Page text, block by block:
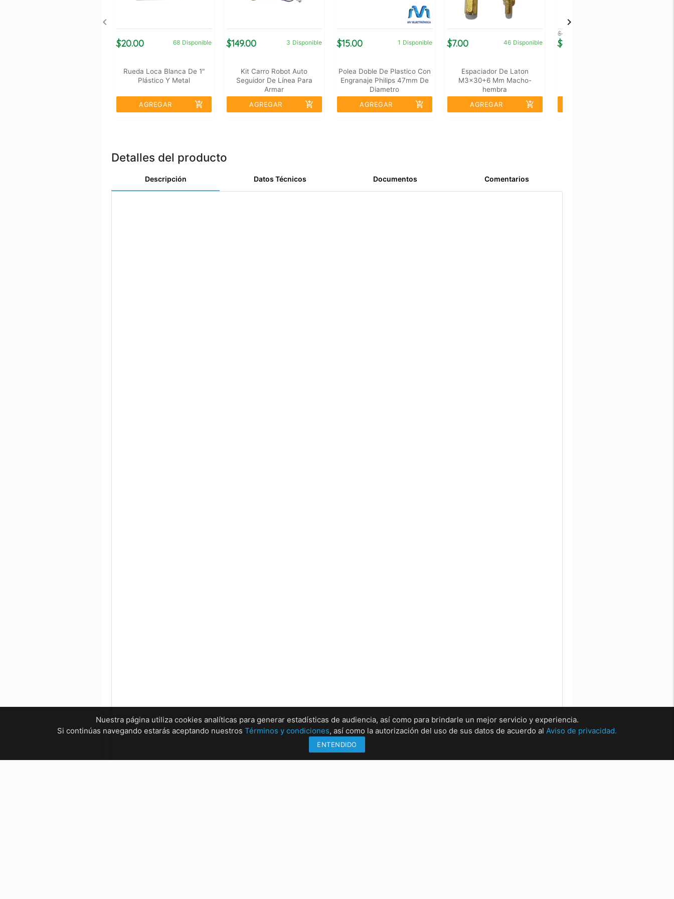
$20.00 68 Disponible
Rueda Loca Blanca De 1"
Plástico Y Metal
AGREGAR add_shopping_cart
$149.00 3 Disponible
Kit Carro Robot Auto
Seguidor De Línea Para
Armar
AGREGAR
add_shopping_cart
$15.00 1 Disponible
Polea Doble De Plastico Con
Engranaje Philips 47mm De
Diametro
AGREGAR
add_shopping_cart
$7.00 46 Disponible
Espaciador De Laton
M3x30+6 Mm Macho-
hembra
AGREGAR
add_shopping_cart
$ 60.00
$48.00
Detalles del producto
Descripción Datos Técnicos Documentos Comentarios
Nuestra página utiliza cookies analíticas para generar estadísticas de audiencia, así como para brindarle un mejor servicio y experiencia.
Si continúas navegando estarás aceptando nuestros Términos y condiciones, así como la autorización del uso de sus datos de acuerdo al Aviso de privacidad.
ENTENDIDO